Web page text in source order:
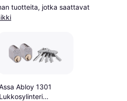
tuotteita, jotka saattavat
Abloy 1301
Lukkosylinteri